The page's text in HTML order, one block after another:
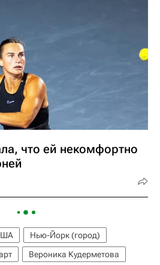
что ей некомфортно
Нью-Йорк (город)
Вероника Кудерметова